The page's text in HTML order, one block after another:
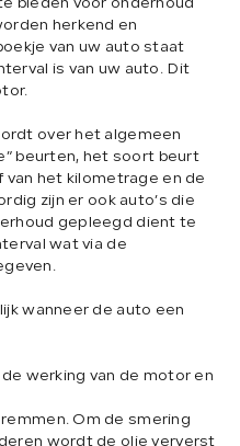
bieden voor onderhoud
herkend en
van uw auto staat
is van uw auto. Dit
over het algemeen
beurten, het soort beurt
het kilometrage en de
zijn er ook auto’s die
gepleegd dient te
wat via de
wanneer de auto een
werking van de motor en
Om de smering
wordt de olie ververst